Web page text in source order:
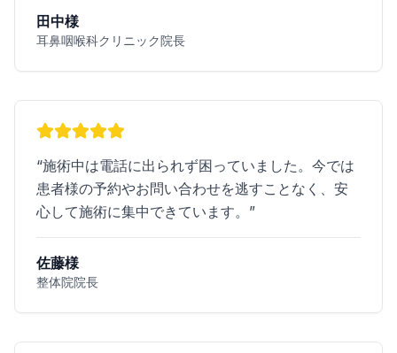
田中様
耳鼻咽喉科クリニック院長
“施術中は電話に出られず困っていました。今では
患者様の予約やお問い合わせを逃すことなく、安
心して施術に集中できています。 ”
佐藤様
整体院院長